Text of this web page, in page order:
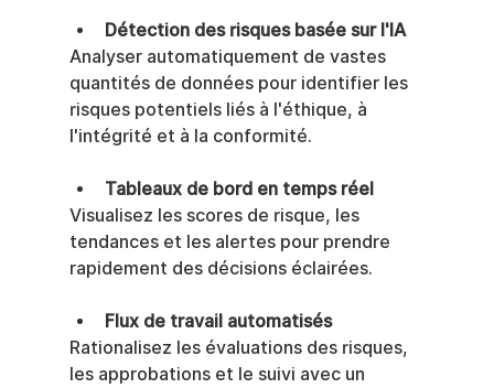
Détection des risques basée sur l'IA
Analyser automatiquement de vastes
quantités de données pour identifier les
risques potentiels liés à l'éthique, à
l'intégrité et à la conformité.
Tableaux de bord en temps réel
Visualisez les scores de risque, les
tendances et les alertes pour prendre
rapidement des décisions éclairées.
Flux de travail automatisés
Rationalisez les évaluations des risques,
les approbations et le suivi avec un